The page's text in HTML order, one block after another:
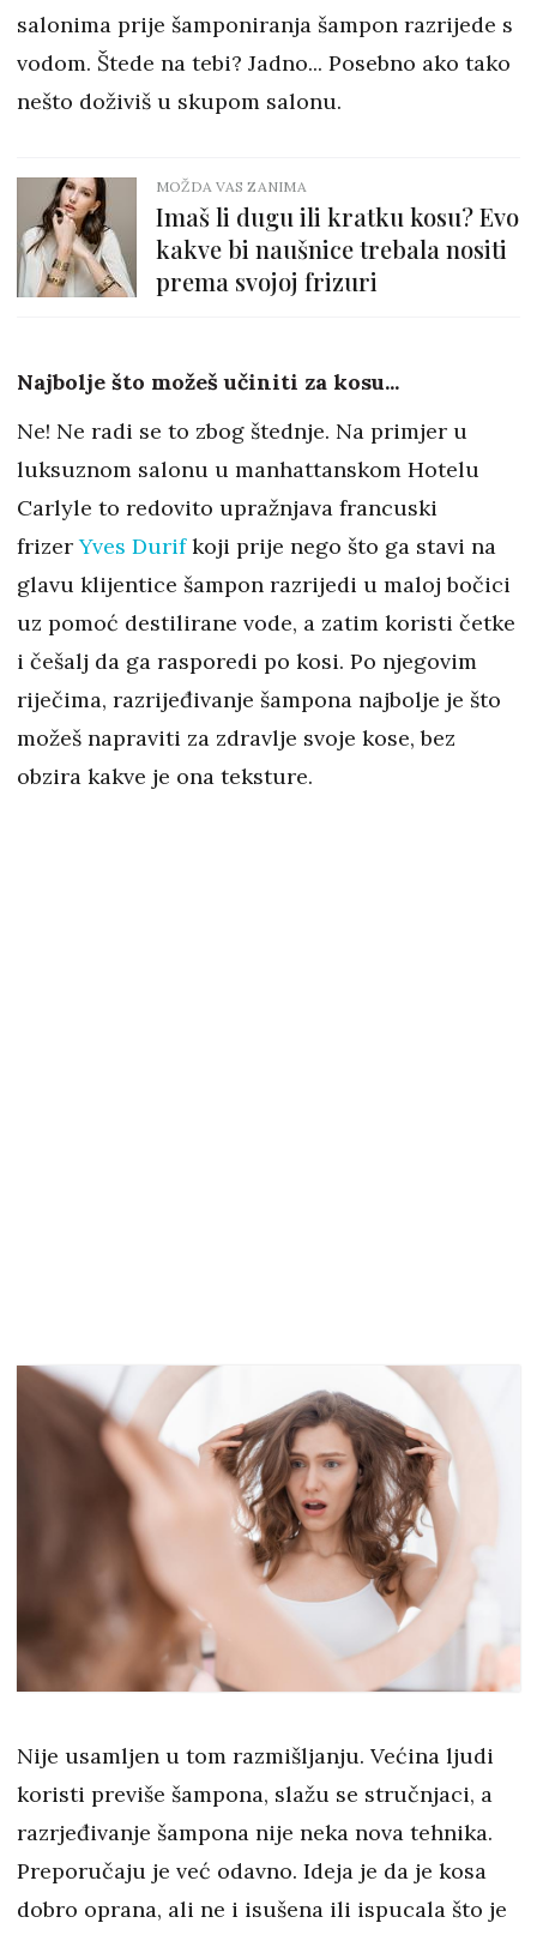
salonima prije šamponiranja šampon razrijede s
vodom. Štede na tebi? Jadno... Posebno ako tako
nešto doživiš u skupom salonu.
MOŽDA VAS ZANIMA
Imaš li dugu ili kratku kosu? Evo
kakve bi naušnice trebala nositi
prema svojoj frizuri
Najbolje što možeš učiniti za kosu...
Ne! Ne radi se to zbog štednje. Na primjer u
luksuznom salonu u manhattanskom Hotelu
Carlyle to redovito upražnjava francuski
frizerYves Durifkoji prije nego što ga stavi na
glavu klijentice šampon razrijedi u maloj bočici
uz pomoć destilirane vode, a zatim koristi četke
i češalj da ga rasporedi po kosi. Po njegovim
riječima, razrijeđivanje šampona najbolje je što
možeš napraviti za zdravlje svoje kose, bez
obzira kakve je ona teksture.
Nije usamljen u tom razmišljanju. Većina ljudi
koristi previše šampona, slažu se stručnjaci, a
razrjeđivanje šampona nije neka nova tehnika.
Preporučaju je već odavno. Ideja je da je kosa
dobro oprana, ali ne i isušena ili ispucala što je